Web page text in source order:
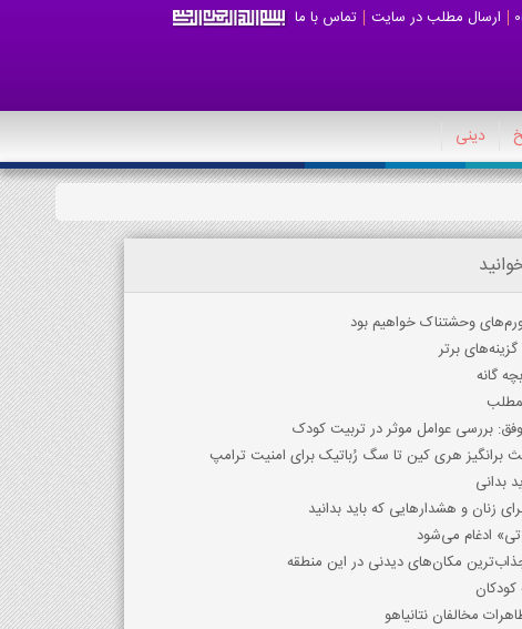
ارسال مطلب در سایت تماس با ما
دینی
وحشتناک خواهیم بود
برتر
گانه
بررسی عوامل موثر در تربیت کودک
برانگیز هری کین تا سگ رُباتیک برای امنیت ترامپ
زنان و هشدارهایی که باید بدانید
ادغام می‌شود
مکان‌های دیدنی در این منطقه
مخالفان نتانیاهو